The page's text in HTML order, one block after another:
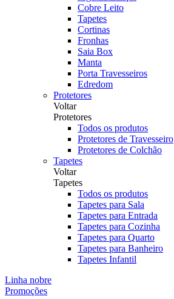
Cobre Leito
Tapetes
Cortinas
Fronhas
Saia Box
Manta
Porta Travesseiros
Edredom
Protetores
Voltar
Protetores
Todos os produtos
Protetores de Travesseiro
Protetores de Colchão
Tapetes
Voltar
Tapetes
Todos os produtos
Tapetes para Sala
Tapetes para Entrada
Tapetes para Cozinha
Tapetes para Quarto
Tapetes para Banheiro
Tapetes Infantil
Linha nobre
Promoções